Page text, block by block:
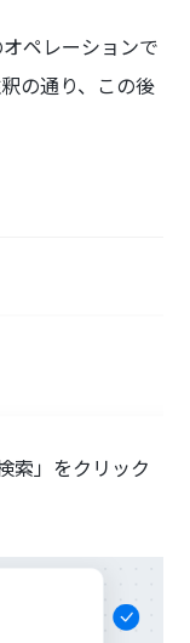
ペレーションで
の通り、この後
索」をクリック